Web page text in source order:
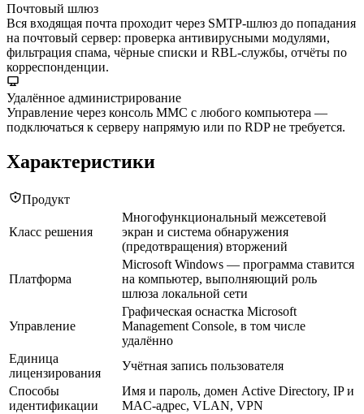
Почтовый шлюз
Вся входящая почта проходит через SMTP-шлюз до попадания
на почтовый сервер: проверка антивирусными модулями,
фильтрация спама, чёрные списки и RBL-службы, отчёты по
корреспонденции.
Удалённое администрирование
Управление через консоль MMC с любого компьютера —
подключаться к серверу напрямую или по RDP не требуется.
Характеристики
Продукт
Класс решения
Многофункциональный межсетевой
экран и система обнаружения
(предотвращения) вторжений
Платформа
Microsoft Windows — программа ставится
на компьютер, выполняющий роль
шлюза локальной сети
Управление
Графическая оснастка Microsoft
Management Console, в том числе
удалённо
Единица
лицензирования
Учётная запись пользователя
Способы
идентификации
Имя и пароль, домен Active Directory, IP и
MAC-адрес, VLAN, VPN